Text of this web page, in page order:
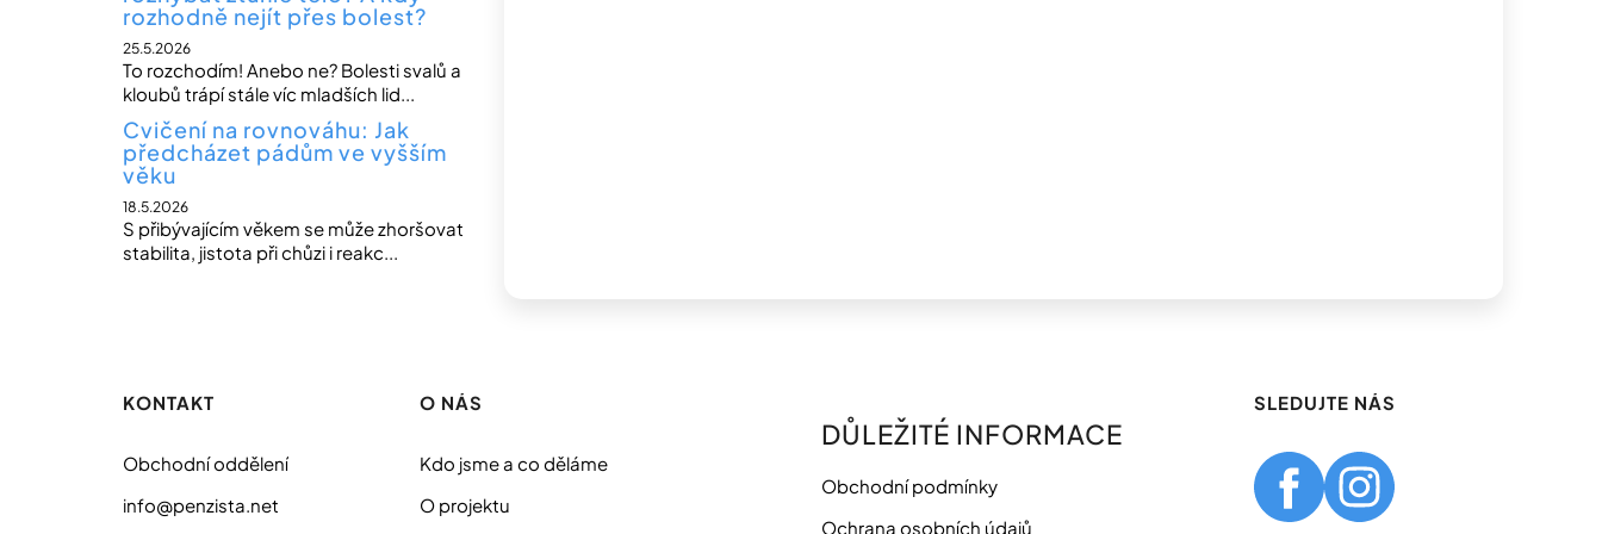
rozhodně nejít přes bolest?
25.5.2026
To rozchodím! Anebo ne? Bolesti svalů a
kloubů trápí stále víc mladších lid...
Cvičení na rovnováhu: Jak
předcházet pádům ve vyšším
věku
18.5.2026
S přibývajícím věkem se může zhoršovat
stabilita, jistota při chůzi i reakc...
KONTAKT
Obchodní oddělení
info@penzista.net
O NÁS
Kdo jsme a co děláme
O projektu
DŮLEŽITÉ INFORMACE
Obchodní podmínky
Ochrana osobních údajů
SLEDUJTE NÁS